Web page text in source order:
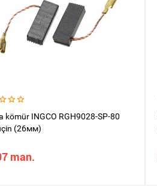
kömür INGCO RGH9028-SP-80
(26мм)
man.